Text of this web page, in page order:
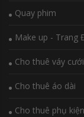
Quay phim
Make up - Trang
Cho thuê váy
Cho thuê áo dài
Cho thuê phụ